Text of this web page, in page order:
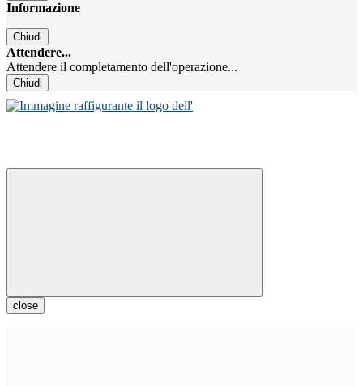
Informazione
Chiudi
Attendere...
Attendere il completamento dell'operazione...
Chiudi
close